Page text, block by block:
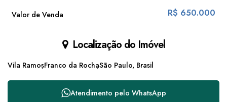
R$ 650.000
Valor de Venda
Localização do Imóvel
Vila RamosFranco da RochaSão Paulo, Brasil
Atendimento pelo WhatsApp